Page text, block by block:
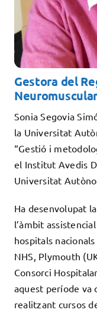
Gestora del
Sonia Segovia
la Universitat
“Gestió i
el Institut Avedis
Universitat
Ha desenvolupat
l’àmbit
hospitals
NHS, Plymouth
Consorci
aquest període va
realitzant cursos